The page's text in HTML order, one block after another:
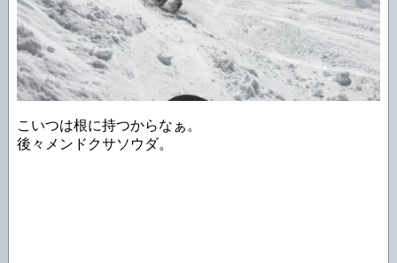
こいつは根に持つからなぁ。
後々メンドクサソウダ。